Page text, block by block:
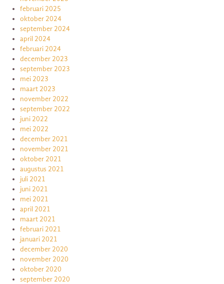
februari 2025
oktober 2024
september 2024
april 2024
februari 2024
december 2023
september 2023
mei 2023
maart 2023
november 2022
september 2022
juni 2022
mei 2022
december 2021
november 2021
oktober 2021
augustus 2021
juli 2021
juni 2021
mei 2021
april 2021
maart 2021
februari 2021
januari 2021
december 2020
november 2020
oktober 2020
september 2020